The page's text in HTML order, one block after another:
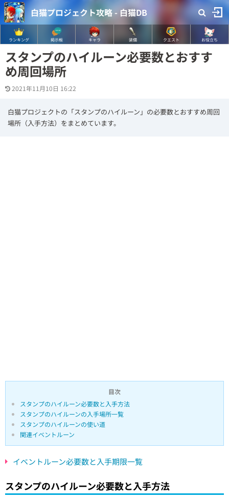
白猫プロジェクト攻略 - 白猫DB
ランキング 掲示板 キャラ 装備 クエスト お役立ち
スタンプのハイルーン必要数とおすす
め周回場所
2021年11月10日 16:22
白猫プロジェクトの「スタンプのハイルーン」の必要数とおすすめ周回
場所（入手方法）をまとめています。
目次
スタンプのハイルーン必要数と入手方法
スタンプのハイルーンの入手場所一覧
スタンプのハイルーンの使い道
関連イベントルーン
イベントルーン必要数と入手期限一覧
スタンプのハイルーン必要数と入手方法